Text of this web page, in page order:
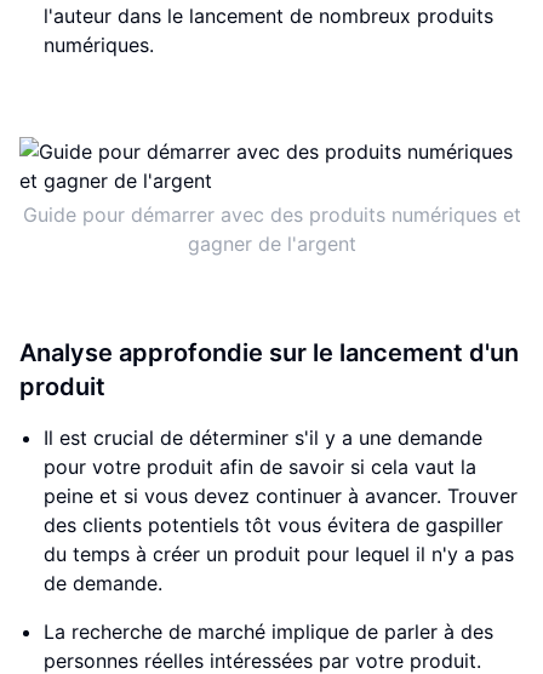
l'auteur dans le lancement de nombreux produits
numériques.
Guide pour démarrer avec des produits numériques et
gagner de l'argent
Analyse approfondie sur le lancement d'un
produit
Il est crucial de déterminer s'il y a une demande
pour votre produit afin de savoir si cela vaut la
peine et si vous devez continuer à avancer. Trouver
des clients potentiels tôt vous évitera de gaspiller
du temps à créer un produit pour lequel il n'y a pas
de demande.
La recherche de marché implique de parler à des
personnes réelles intéressées par votre produit.